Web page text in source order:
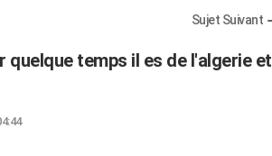
Sujet Suivant
quelque temps il es de l'algerie et